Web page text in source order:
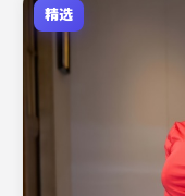
精选